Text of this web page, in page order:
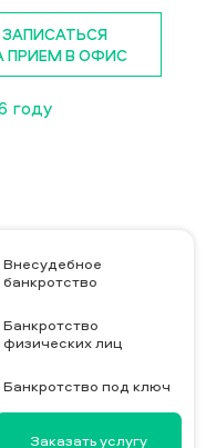
ЗАПИСАТЬСЯ
ПРИЕМ В ОФИС
году